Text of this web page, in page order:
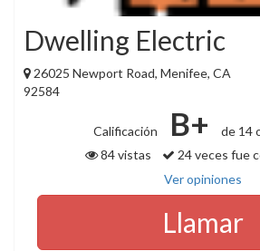
Dwelling Electric
26025 Newport Road, Menifee, CA
92584
Calificación B+
de 14
84 vistas
24 veces fue
Ver opiniones
Llamar